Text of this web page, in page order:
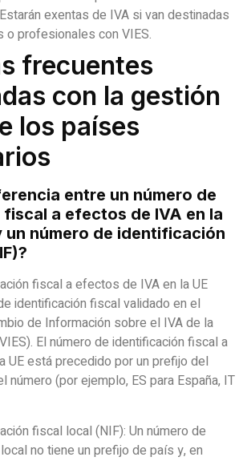
exentas de IVA si van destinadas
o profesionales con VIES.
frecuentes
con la gestión
los países
entre un número de
a efectos de IVA en la
un número de identificación
fiscal a efectos de IVA en la UE
identificación fiscal validado en el
de Información sobre el IVA de la
El número de identificación fiscal a
UE está precedido por un prefijo del
número (por ejemplo, ES para España, IT
fiscal local (NIF): Un número de
no tiene un prefijo de país y, en